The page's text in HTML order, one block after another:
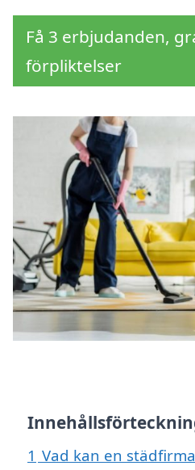
Få 3 erbjudanden,
förpliktelser
1 Vad kan en